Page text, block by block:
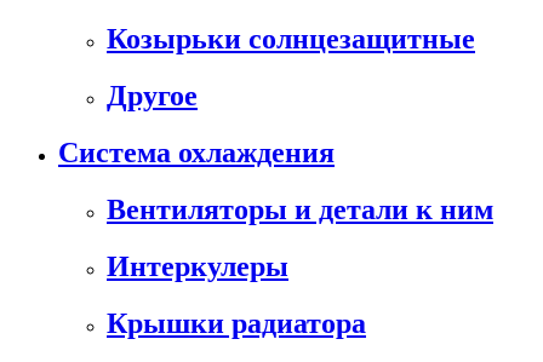
Козырьки солнцезащитные
Другое
Система охлаждения
Вентиляторы и детали к ним
Интеркулеры
Крышки радиатора